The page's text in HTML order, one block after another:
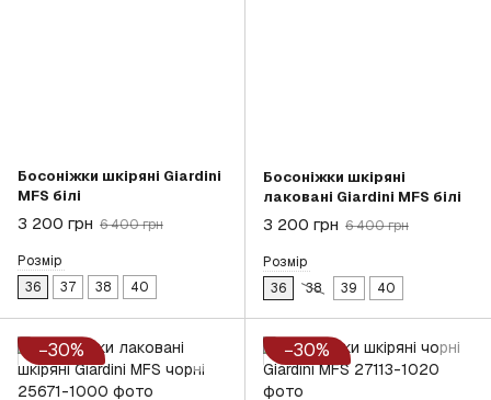
Босоніжки шкіряні Giardini
MFS білі
3 200 грн 6 400 грн
Розмір
36
37 38 40
Босоніжки шкіряні
лаковані Giardini MFS білі
3 200 грн 6 400 грн
Розмір
36
38 39 40
−30% −30%